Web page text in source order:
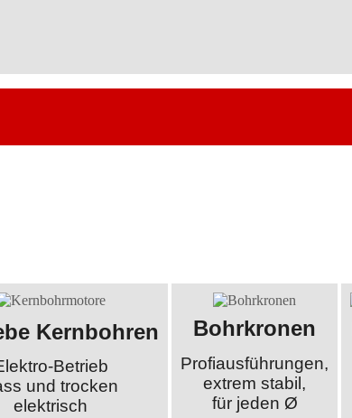
Kernbohren
Betrieb
und trocken
elektrisch
Bohrkronen
Profiausführungen,
extrem stabil,
für jeden Ø